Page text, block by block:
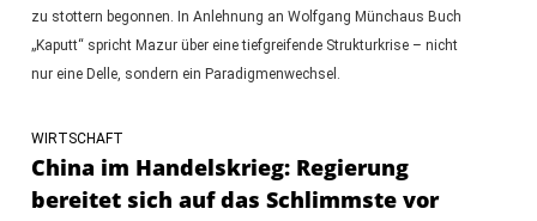
zu stottern begonnen. In Anlehnung an Wolfgang Münchaus Buch
„Kaputt“ spricht Mazur über eine tiefgreifende Strukturkrise – nicht
nur eine Delle, sondern ein Paradigmenwechsel.
WIRTSCHAFT
China im Handelskrieg: Regierung
bereitet sich auf das Schlimmste vor